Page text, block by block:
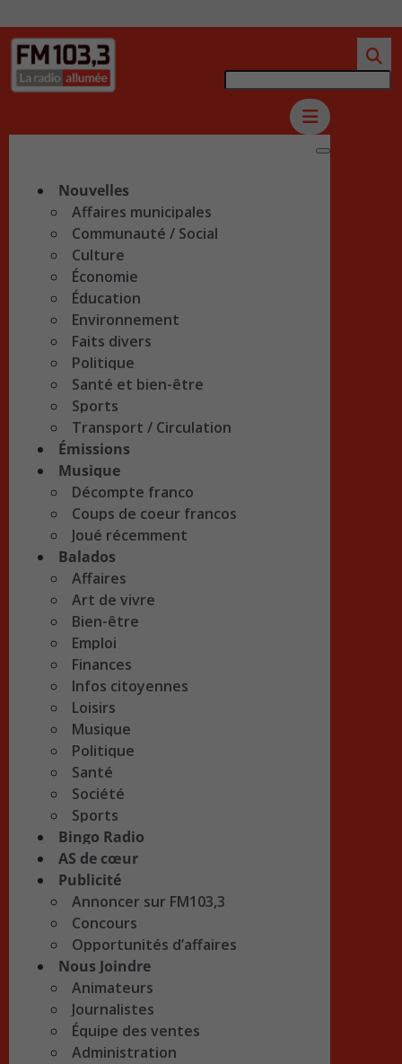
Nouvelles
Affaires municipales
Communauté / Social
Culture
Économie
Éducation
Environnement
Faits divers
Politique
Santé et bien-être
Sports
Transport / Circulation
Émissions
Musique
Décompte franco
Coups de coeur francos
Joué récemment
Balados
Affaires
Art de vivre
Bien-être
Emploi
Finances
Infos citoyennes
Loisirs
Musique
Politique
Santé
Société
Sports
Bingo Radio
AS de cœur
Publicité
Annoncer sur FM103,3
Concours
Opportunités d’affaires
Nous Joindre
Animateurs
Journalistes
Équipe des ventes
Administration